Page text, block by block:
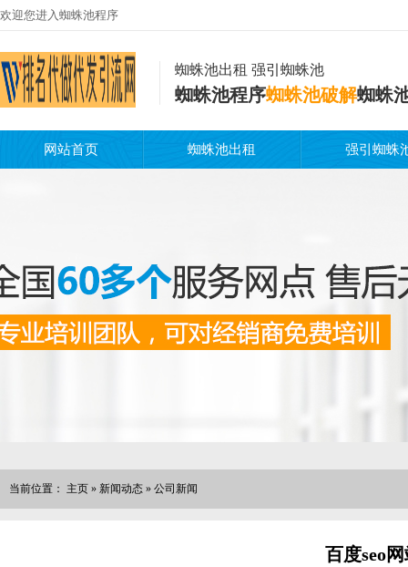
欢迎您进入蜘蛛池程序
蜘蛛池出租 强引蜘蛛池
蜘蛛池程序蜘蛛池破解蜘蛛
网站首页 蜘蛛池出租 强引蜘蛛
当前位置： 主页 » 新闻动态 » 公司新闻
百度seo